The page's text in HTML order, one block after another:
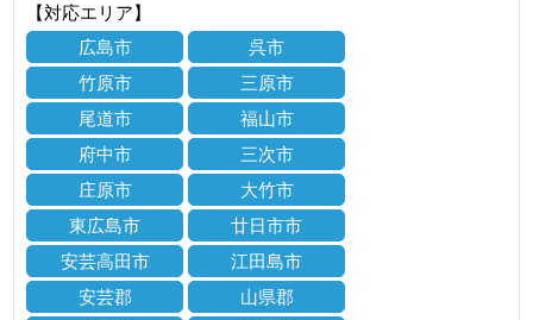
【対応エリア】
広島市
呉市
竹原市
三原市
尾道市
福山市
府中市
三次市
庄原市
大竹市
東広島市
廿日市市
安芸高田市
江田島市
安芸郡
山県郡